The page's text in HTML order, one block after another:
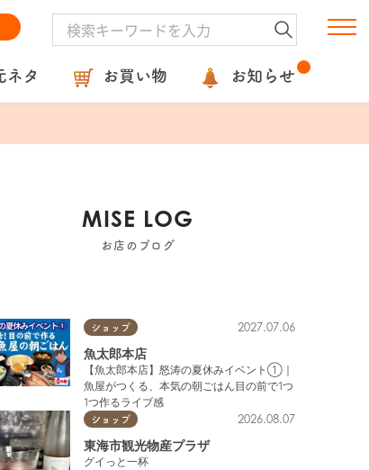
ネタ お買い物 お知らせ
MISE LOG
お店のブログ
ショップ 2027.07.06
魚太郎本店
【魚太郎本店】怒涛の夏休みイベント①｜
魚屋がつくる、本気の朝ごはん目の前で1つ
1つ作るライブ感
ショップ 2026.08.07
東海市観光物産プラザ
グイっと一杯